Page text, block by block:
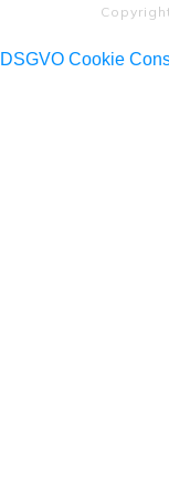
DSGVO Cookie